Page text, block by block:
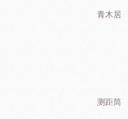
青木居
测距筒